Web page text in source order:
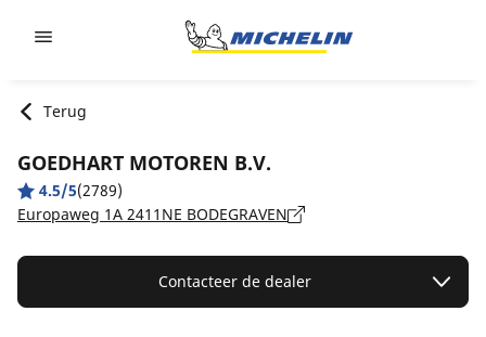
Terug
GOEDHART MOTOREN B.V.
4.5/5(2789)
Europaweg 1A 2411NE BODEGRAVEN
Contacteer de dealer